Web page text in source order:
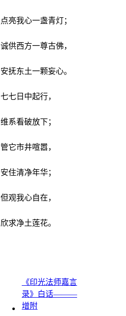
点亮我心一盏青灯；
诚供西方一尊古佛，
安抚东土一颗妄心。
七七日中起行，
维系看破放下；
管它市井喧嚣，
安住清净年华；
但观我心自在，
欣求净土莲花。
《印光法师嘉言
录》白话———
增附